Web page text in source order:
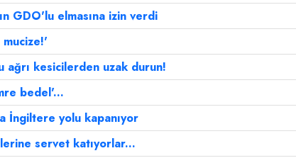
GDO'lu elmasına izin verdi
ağrı kesicilerden uzak durun!
bedel'...
İngiltere yolu kapanıyor
servet katıyorlar...